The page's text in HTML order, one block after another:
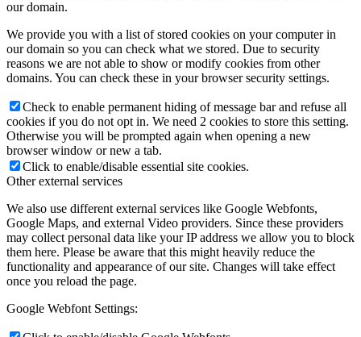
our domain.
We provide you with a list of stored cookies on your computer in
our domain so you can check what we stored. Due to security
reasons we are not able to show or modify cookies from other
domains. You can check these in your browser security settings.
Check to enable permanent hiding of message bar and refuse all
cookies if you do not opt in. We need 2 cookies to store this setting.
Otherwise you will be prompted again when opening a new
browser window or new a tab.
Click to enable/disable essential site cookies.
Other external services
We also use different external services like Google Webfonts,
Google Maps, and external Video providers. Since these providers
may collect personal data like your IP address we allow you to block
them here. Please be aware that this might heavily reduce the
functionality and appearance of our site. Changes will take effect
once you reload the page.
Google Webfont Settings: